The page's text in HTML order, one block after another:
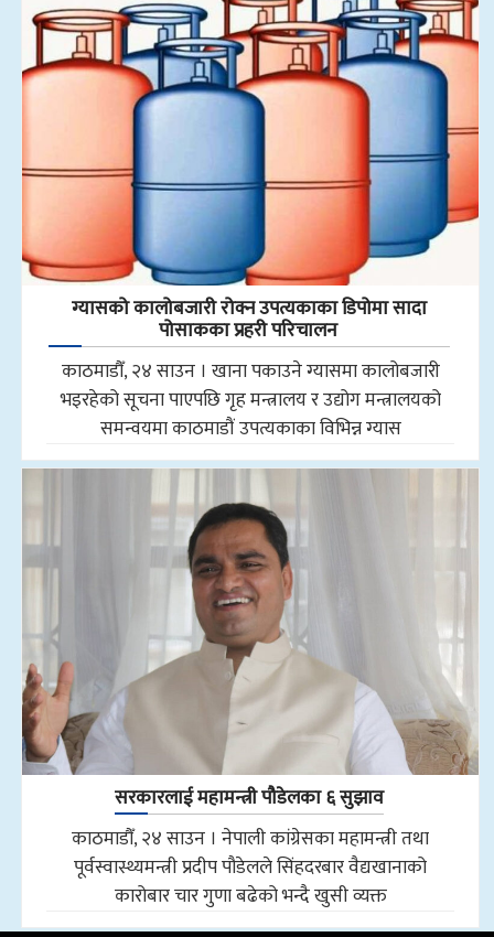
ग्यासको कालोबजारी रोक्न उपत्यकाका डिपोमा सादा
पोसाकका प्रहरी परिचालन
काठमाडौँ, २४ साउन । खाना पकाउने ग्यासमा कालोबजारी
भइरहेको सूचना पाएपछि गृह मन्त्रालय र उद्योग मन्त्रालयको
समन्वयमा काठमाडौं उपत्यकाका विभिन्न ग्यास
सरकारलाई महामन्त्री पौडेलका ६ सुझाव
काठमाडौँ, २४ साउन । नेपाली कांग्रेसका महामन्त्री तथा
पूर्वस्वास्थ्यमन्त्री प्रदीप पौडेलले सिंहदरबार वैद्यखानाको
कारोबार चार गुणा बढेको भन्दै खुसी व्यक्त